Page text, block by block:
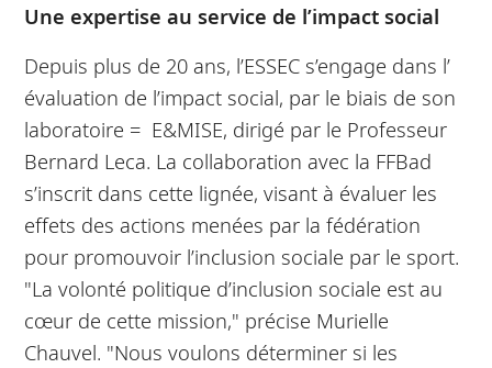
Une expertise au service de l’impact social
Depuis plus de 20 ans, l’ESSEC s’engage dans l’
évaluation de l’impact social, par le biais de son
laboratoire = E&MISE, dirigé par le Professeur
Bernard Leca. La collaboration avec la FFBad
s’inscrit dans cette lignée, visant à évaluer les
effets des actions menées par la fédération
pour promouvoir l’inclusion sociale par le sport.
"La volonté politique d’inclusion sociale est au
cœur de cette mission," précise Murielle
Chauvel. "Nous voulons déterminer si les